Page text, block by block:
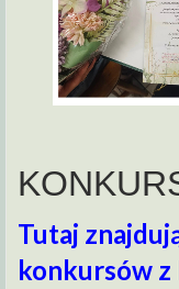
Tutaj
konkursów z